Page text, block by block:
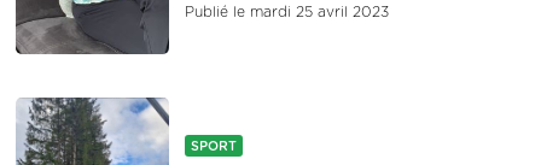
Publié le mardi 25 avril 2023
SPORT